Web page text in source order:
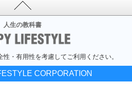
人生の教科書
性・有用性を考慮してご利用ください。
CORPORATION